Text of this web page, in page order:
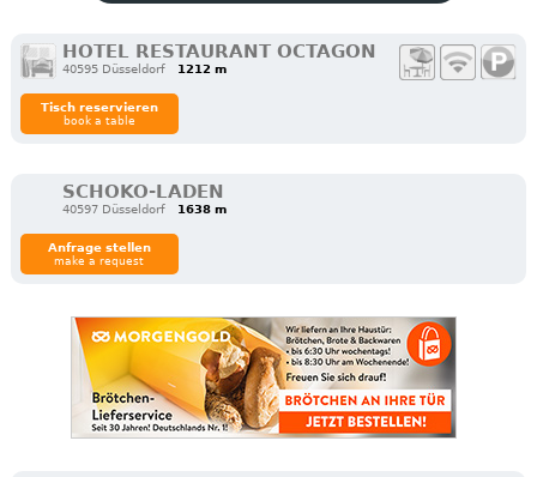
HOTEL RESTAURANT OCTAGON
40595 Düsseldorf 1212 m
Tisch reservieren
book a table
SCHOKO-LADEN
40597 Düsseldorf 1638 m
Anfrage stellen
make a request